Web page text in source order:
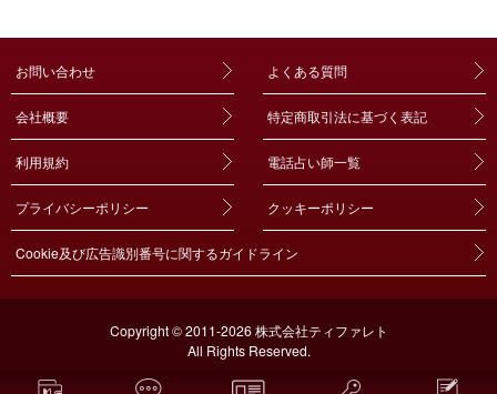
お問い合わせ よくある質問
会社概要 特定商取引法に基づく表記
利用規約 電話占い師一覧
プライバシーポリシー クッキーポリシー
Cookie及び広告識別番号に関するガイドライン
Copyright © 2011-2026 株式会社ティファレト
All Rights Reserved.